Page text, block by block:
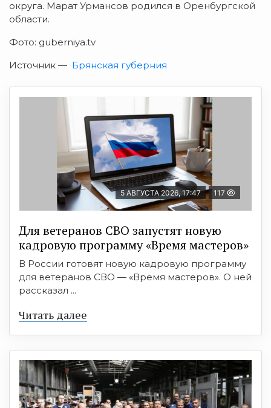
округа. Марат Урмансов родился в Оренбургской
области.
Фото: guberniya.tv
Источник — Брянская губерния
5 АВГУСТА 2026, 17:47 117
Для ветеранов СВО запустят новую
кадровую программу «Время мастеров»
В России готовят новую кадровую программу
для ветеранов СВО — «Время мастеров». О ней
рассказал ...
Читать далее